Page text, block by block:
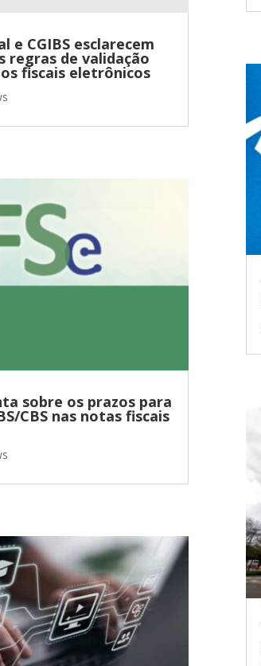
e CGIBS esclarecem
regras de validação
fiscais eletrônicos
sobre os prazos para
CBS nas notas fiscais